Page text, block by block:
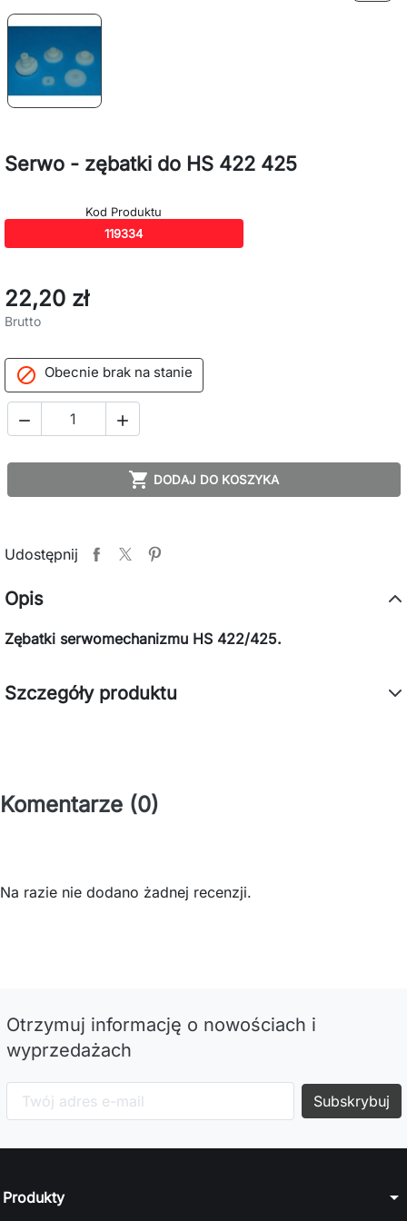
Serwo - zębatki do HS 422 425
Kod Produktu
119334
22,20 zł
Brutto
 Obecnie brak na stanie
 
 DODAJ DO KOSZYKA
Udostępnij
Opis
Zębatki serwomechanizmu HS 422/425.
Szczegóły produktu
Komentarze (0)
Na razie nie dodano żadnej recenzji.
Otrzymuj informację o nowościach i
wyprzedażach
Produkty arrow_drop_down